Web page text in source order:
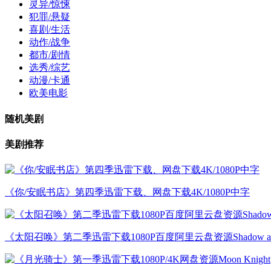
灵异/惊悚
犯罪/悬疑
喜剧/生活
动作/战争
都市/剧情
选秀/综艺
动漫/卡通
欧美电影
随机美剧
美剧推荐
《你/安眠书店》第四季迅雷下载、网盘下载4K/1080P中字
《太阳召唤》第二季迅雷下载1080P百度阿里云盘资源Shadow